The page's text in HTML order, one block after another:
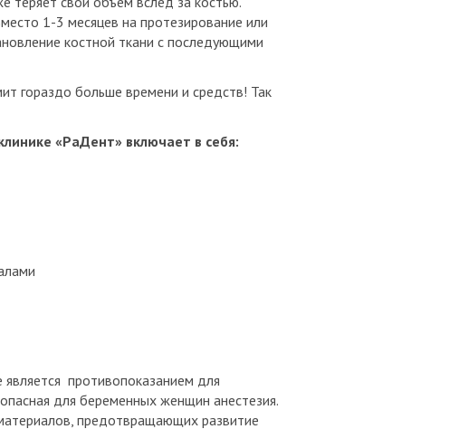
1-3 месяцев на протезирование или
костной ткани с последующими
гораздо больше времени и средств! Так
«РаДент» включает в себя:
противопоказанием для
для беременных женщин анестезия.
предотвращающих развитие